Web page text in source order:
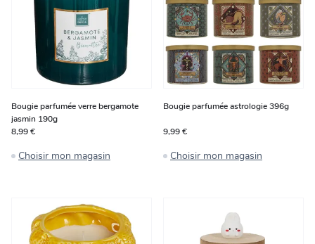
Bougie parfumée verre bergamote
jasmin 190g
8,99 €
Choisir mon magasin
Bougie parfumée astrologie 396g
9,99 €
Choisir mon magasin